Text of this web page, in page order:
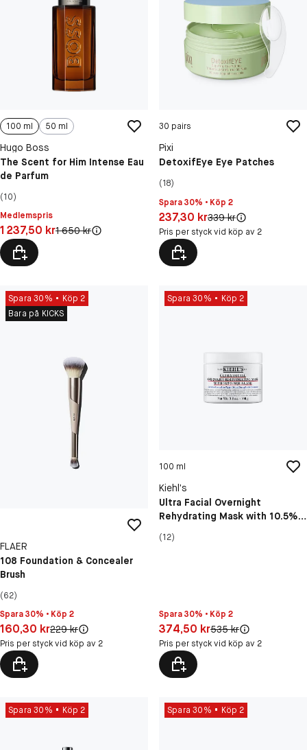
100 ml 50 ml
Hugo Boss
The Scent for Him Intense Eau
de Parfum
(10)
Medlemspris
Pris: 1 237,50 kr
1 237,50 krOriginal pris:
1 650 kr
30 pairs
Pixi
DetoxifEye Eye Patches
(18)
Spara 30% • Köp 2
Pris: 237,30 kr
237,30 krOriginal pris:
339 kr
Pris per styck vid köp av 2
Spara 30%
Köp 2
Bara på KICKS
FLAER
108 Foundation & Concealer
Brush
(62)
Spara 30% • Köp 2
Pris: 160,30 kr
160,30 krOriginal pris:
229 kr
Pris per styck vid köp av 2
Spara 30% Köp 2
100 ml
Kiehl’s
Ultra Facial Overnight
Rehydrating Mask with 10.5%
(12)
Spara 30% • Köp 2
Pris: 374,50 kr
374,50 krOriginal pris:
535 kr
Pris per styck vid köp av 2
Spara 30% Köp 2 Spara 30% Köp 2